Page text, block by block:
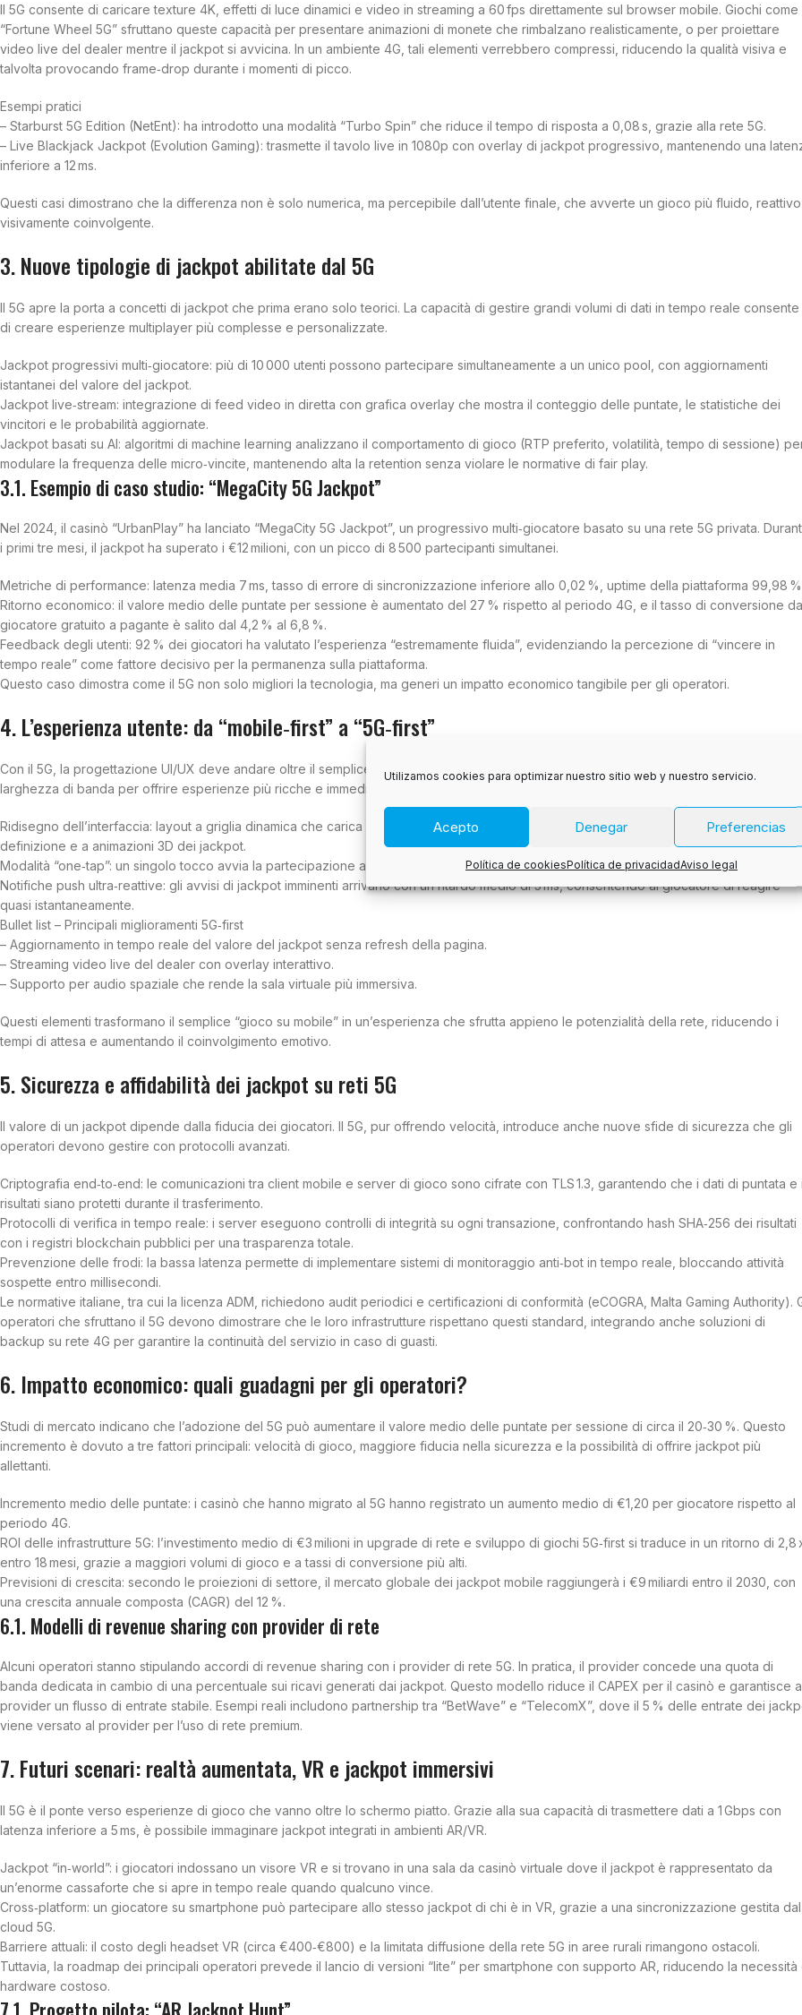
Utilizamos cookies para optimizar nuestro sitio web y nuestro servicio.
Acepto Denegar Preferencias
Política de cookiesPolítica de privacidadAviso legal
Il 5G consente di caricare texture 4K, effetti di luce dinamici e video in streaming a 60 fps direttamente sul browser mobile. Giochi come
“Fortune Wheel 5G” sfruttano queste capacità per presentare animazioni di monete che rimbalzano realisticamente, o per proiettare
video live del dealer mentre il jackpot si avvicina. In un ambiente 4G, tali elementi verrebbero compressi, riducendo la qualità visiva e
talvolta provocando frame‑drop durante i momenti di picco.
Esempi pratici
– Starburst 5G Edition (NetEnt): ha introdotto una modalità “Turbo Spin” che riduce il tempo di risposta a 0,08 s, grazie alla rete 5G.
– Live Blackjack Jackpot (Evolution Gaming): trasmette il tavolo live in 1080p con overlay di jackpot progressivo, mantenendo una
inferiore a 12 ms.
Questi casi dimostrano che la differenza non è solo numerica, ma percepibile dall’utente finale, che avverte un gioco più fluido,
visivamente coinvolgente.
3. Nuove tipologie di jackpot abilitate dal 5G
Il 5G apre la porta a concetti di jackpot che prima erano solo teorici. La capacità di gestire grandi volumi di dati in tempo reale consente
di creare esperienze multiplayer più complesse e personalizzate.
Jackpot progressivi multi‑giocatore: più di 10 000 utenti possono partecipare simultaneamente a un unico pool, con aggiornamenti
istantanei del valore del jackpot.
Jackpot live‑stream: integrazione di feed video in diretta con grafica overlay che mostra il conteggio delle puntate, le statistiche dei
vincitori e le probabilità aggiornate.
Jackpot basati su AI: algoritmi di machine learning analizzano il comportamento di gioco (RTP preferito, volatilità, tempo di sessione)
modulare la frequenza delle micro‑vincite, mantenendo alta la retention senza violare le normative di fair play.
3.1. Esempio di caso studio: “MegaCity 5G Jackpot”
Nel 2024, il casinò “UrbanPlay” ha lanciato “MegaCity 5G Jackpot”, un progressivo multi‑giocatore basato su una rete 5G privata.
i primi tre mesi, il jackpot ha superato i €12 milioni, con un picco di 8 500 partecipanti simultanei.
Metriche di performance: latenza media 7 ms, tasso di errore di sincronizzazione inferiore allo 0,02 %, uptime della piattaforma 99,98
Ritorno economico: il valore medio delle puntate per sessione è aumentato del 27 % rispetto al periodo 4G, e il tasso di conversione da
giocatore gratuito a pagante è salito dal 4,2 % al 6,8 %.
Feedback degli utenti: 92 % dei giocatori ha valutato l’esperienza “estremamente fluida”, evidenziando la percezione di “vincere in
tempo reale” come fattore decisivo per la permanenza sulla piattaforma.
Questo caso dimostra come il 5G non solo migliori la tecnologia, ma generi un impatto economico tangibile per gli operatori.
4. L’esperienza utente: da “mobile‑first” a “5G‑first”
Con il 5G, la progettazione UI/UX deve andare oltre il semplice adattamento a schermi piccoli. Le interfacce devono sfruttare la
larghezza di banda per offrire esperienze più ricche e immediate.
Ridisegno dell’interfaccia: layout a griglia dinamica che carica solo gli elementi visivi necessari, lasciando spazio a video in alta
definizione e a animazioni 3D dei jackpot.
Modalità “one‑tap”: un singolo tocco avvia la partecipazione al jackpot, con conferma visiva in 0,1 s grazie alla bassa latenza.
Notifiche push ultra‑reattive: gli avvisi di jackpot imminenti arrivano con un ritardo medio di 3 ms, consentendo al giocatore di reagire
quasi istantaneamente.
Bullet list – Principali miglioramenti 5G‑first
– Aggiornamento in tempo reale del valore del jackpot senza refresh della pagina.
– Streaming video live del dealer con overlay interattivo.
– Supporto per audio spaziale che rende la sala virtuale più immersiva.
Questi elementi trasformano il semplice “gioco su mobile” in un’esperienza che sfrutta appieno le potenzialità della rete, riducendo i
tempi di attesa e aumentando il coinvolgimento emotivo.
5. Sicurezza e affidabilità dei jackpot su reti 5G
Il valore di un jackpot dipende dalla fiducia dei giocatori. Il 5G, pur offrendo velocità, introduce anche nuove sfide di sicurezza che gli
operatori devono gestire con protocolli avanzati.
Criptografia end‑to‑end: le comunicazioni tra client mobile e server di gioco sono cifrate con TLS 1.3, garantendo che i dati di puntata e
risultati siano protetti durante il trasferimento.
Protocolli di verifica in tempo reale: i server eseguono controlli di integrità su ogni transazione, confrontando hash SHA‑256 dei risultati
con i registri blockchain pubblici per una trasparenza totale.
Prevenzione delle frodi: la bassa latenza permette di implementare sistemi di monitoraggio anti‑bot in tempo reale, bloccando attività
sospette entro millisecondi.
Le normative italiane, tra cui la licenza ADM, richiedono audit periodici e certificazioni di conformità (eCOGRA, Malta Gaming Authority).
operatori che sfruttano il 5G devono dimostrare che le loro infrastrutture rispettano questi standard, integrando anche soluzioni di
backup su rete 4G per garantire la continuità del servizio in caso di guasti.
6. Impatto economico: quali guadagni per gli operatori?
Studi di mercato indicano che l’adozione del 5G può aumentare il valore medio delle puntate per sessione di circa il 20‑30 %. Questo
incremento è dovuto a tre fattori principali: velocità di gioco, maggiore fiducia nella sicurezza e la possibilità di offrire jackpot più
allettanti.
Incremento medio delle puntate: i casinò che hanno migrato al 5G hanno registrato un aumento medio di €1,20 per giocatore rispetto al
periodo 4G.
ROI delle infrastrutture 5G: l’investimento medio di €3 milioni in upgrade di rete e sviluppo di giochi 5G‑first si traduce in un ritorno di 2,8
entro 18 mesi, grazie a maggiori volumi di gioco e a tassi di conversione più alti.
Previsioni di crescita: secondo le proiezioni di settore, il mercato globale dei jackpot mobile raggiungerà i €9 miliardi entro il 2030, con
una crescita annuale composta (CAGR) del 12 %.
6.1. Modelli di revenue sharing con provider di rete
Alcuni operatori stanno stipulando accordi di revenue sharing con i provider di rete 5G. In pratica, il provider concede una quota di
banda dedicata in cambio di una percentuale sui ricavi generati dai jackpot. Questo modello riduce il CAPEX per il casinò e garantisce
provider un flusso di entrate stabile. Esempi reali includono partnership tra “BetWave” e “TelecomX”, dove il 5 % delle entrate dei
viene versato al provider per l’uso di rete premium.
7. Futuri scenari: realtà aumentata, VR e jackpot immersivi
Il 5G è il ponte verso esperienze di gioco che vanno oltre lo schermo piatto. Grazie alla sua capacità di trasmettere dati a 1 Gbps con
latenza inferiore a 5 ms, è possibile immaginare jackpot integrati in ambienti AR/VR.
Jackpot “in‑world”: i giocatori indossano un visore VR e si trovano in una sala da casinò virtuale dove il jackpot è rappresentato da
un’enorme cassaforte che si apre in tempo reale quando qualcuno vince.
Cross‑platform: un giocatore su smartphone può partecipare allo stesso jackpot di chi è in VR, grazie a una sincronizzazione gestita dal
cloud 5G.
Barriere attuali: il costo degli headset VR (circa €400‑€800) e la limitata diffusione della rete 5G in aree rurali rimangono ostacoli.
Tuttavia, la roadmap dei principali operatori prevede il lancio di versioni “lite” per smartphone con supporto AR, riducendo la necessità
hardware costoso.